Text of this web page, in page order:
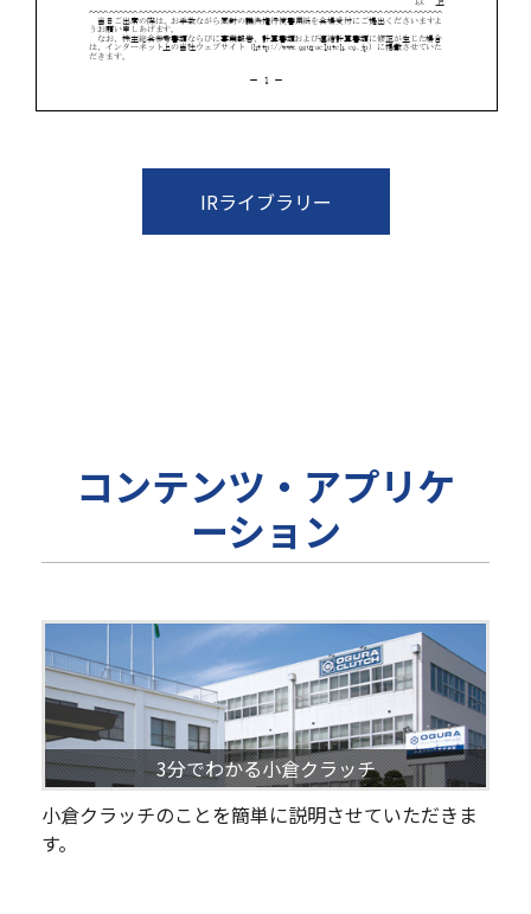
IRライブラリー
コンテンツ・アプリケ
ーション
3分でわかる小倉クラッチ
小倉クラッチのことを簡単に説明させていただきま
す。